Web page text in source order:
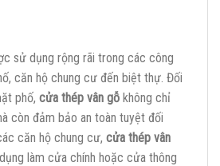
sử dụng rộng rãi trong các công
căn hộ chung cư đến biệt thự. Đối
phố, cửa thép vân gỗ không chỉ
còn đảm bảo an toàn tuyệt đối
căn hộ chung cư, cửa thép vân
làm cửa chính hoặc cửa thông